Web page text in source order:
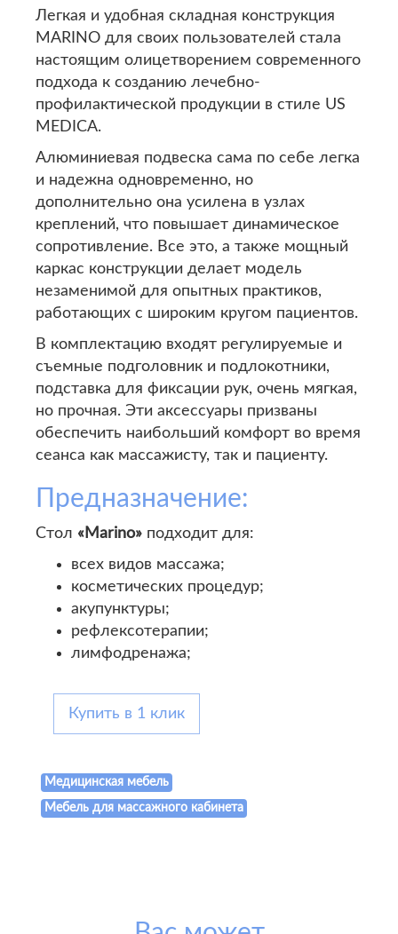
Легкая и удобная складная конструкция
MARINO для своих пользователей стала
настоящим олицетворением современного
подхода к созданию лечебно-
профилактической продукции в стиле US
MEDICA.
Алюминиевая подвеска сама по себе легка
и надежна одновременно, но
дополнительно она усилена в узлах
креплений, что повышает динамическое
сопротивление. Все это, а также мощный
каркас конструкции делает модель
незаменимой для опытных практиков,
работающих с широким кругом пациентов.
В комплектацию входят регулируемые и
съемные подголовник и подлокотники,
подставка для фиксации рук, очень мягкая,
но прочная. Эти аксессуары призваны
обеспечить наибольший комфорт во время
сеанса как массажисту, так и пациенту.
Предназначение:
Стол «Marino» подходит для:
всех видов массажа;
косметических процедур;
акупунктуры;
рефлексотерапии;
лимфодренажа;
Купить в 1 клик
Медицинская мебель
Мебель для массажного кабинета